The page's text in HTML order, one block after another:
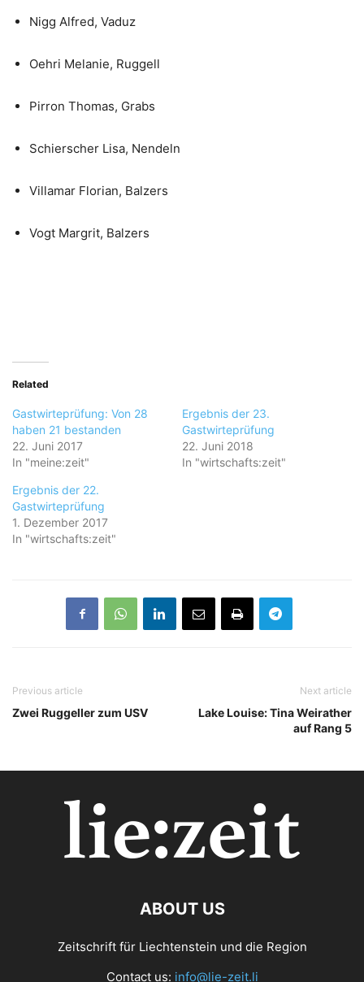
Nigg Alfred, Vaduz
Oehri Melanie, Ruggell
Pirron Thomas, Grabs
Schierscher Lisa, Nendeln
Villamar Florian, Balzers
Vogt Margrit, Balzers
Related
Gastwirteprüfung: Von 28
haben 21 bestanden
22. Juni 2017
In "meine:zeit"
Ergebnis der 23.
Gastwirteprüfung
22. Juni 2018
In "wirtschafts:zeit"
Ergebnis der 22.
Gastwirteprüfung
1. Dezember 2017
In "wirtschafts:zeit"
Previous article
Zwei Ruggeller zum USV
Next article
Lake Louise: Tina Weirather
auf Rang 5
ABOUT US
Zeitschrift für Liechtenstein und die Region
Contact us: info@lie-zeit.li